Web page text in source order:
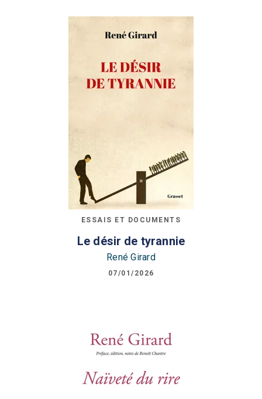
ESSAIS ET DOCUMENTS
Le désir de tyrannie
René Girard
07/01/2026